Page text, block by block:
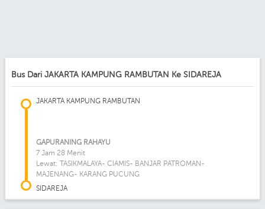
Bus Dari JAKARTA KAMPUNG RAMBUTAN Ke SIDAREJA
JAKARTA KAMPUNG RAMBUTAN
GAPURANING RAHAYU
7 Jam 28 Menit
Lewat: TASIKMALAYA- CIAMIS- BANJAR PATROMAN-
MAJENANG- KARANG PUCUNG
SIDAREJA